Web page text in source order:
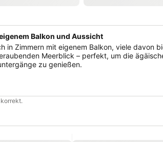
Balkon und Aussicht
in Zimmern mit eigenem Balkon, viele davon
Meerblick – perfekt, um die
zu genießen.